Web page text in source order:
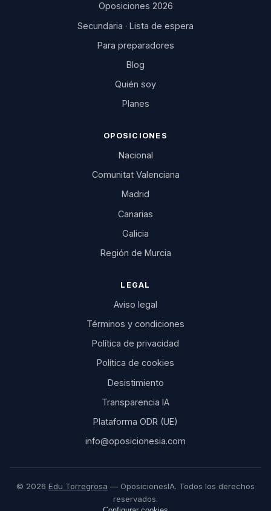
Oposiciones 2026
Secundaria · Lista de espera
Para preparadores
Blog
Quién soy
Planes
OPOSICIONES
Nacional
Comunitat Valenciana
Madrid
Canarias
Galicia
Región de Murcia
LEGAL
Aviso legal
Términos y condiciones
Política de privacidad
Política de cookies
Desistimiento
Transparencia IA
Plataforma ODR (UE)
info@oposicionesia.com
© 2026 Edu Torregrosa — OposicionesIA. Todos los derechos
reservados.